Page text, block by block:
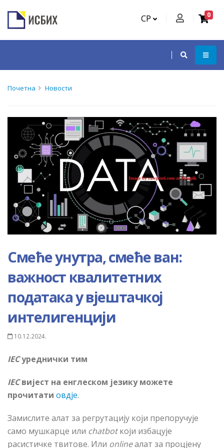
СР 0
Почетна Новости
Смеће унутра, смеће ван:
важност квалитетних
података у вјештачкој
интелигенцији
10.12.2024.
IECуреднички тим
IECвијест на енглеском језику можете
прочитати овдје.
Замислите алат за регрутацију који препоручује
само мушкарце или chatbotкоји избацује
расистичке твитове. Или onlineалат за процјену